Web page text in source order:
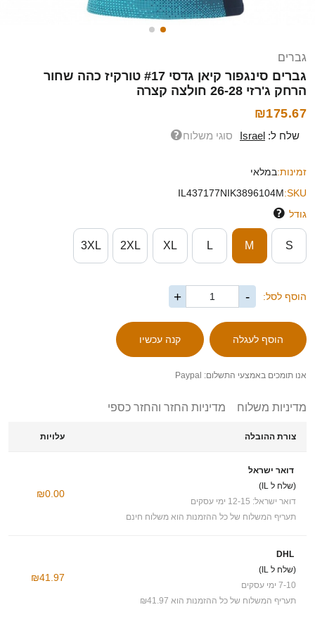
גברים
גברים סינגפור קיאן גדסי #17 טורקיז כהה שחור
הרחק ג'רזי 26-28 חולצה קצרה
₪175.67
שלח ל: Israel סוגי משלוח
זמינות:במלאי
SKU:
IL437177NIK3896104M
גודל
S
M
L
XL
2XL
3XL
הוסף לסל: -
+
אנו תומכים באמצעי התשלום: Paypal
מדיניות משלוח מדיניות החזר והחזר כספי
צורת ההובלה עלויות
דואר ישראל
(שלח ל IL)
דואר ישראל: 12-15 ימי עסקים
תעריף המשלוח של כל ההזמנות הוא משלוח חינם
₪0.00
DHL
(שלח ל IL)
7-10 ימי עסקים
תעריף המשלוח של כל ההזמנות הוא ₪41.97
₪41.97